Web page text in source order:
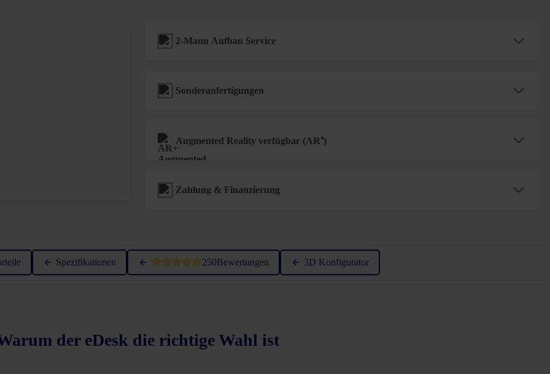
2-Mann Aufbau Service
Sonderanfertigungen
Augmented Reality verfügbar (AR⁺)
Zahlung & Finanzierung
Spezifikationen Durchschnittliche Bewertung von 4.8 von 5 Sternen
250Bewertungen 3D Konfigurator
der eDesk die richtige Wahl ist